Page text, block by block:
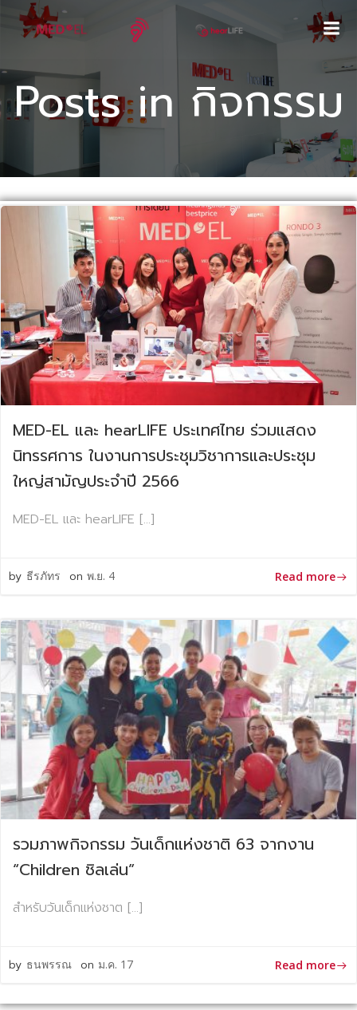
Posts in กิจกรรม
MED-EL และ hearLIFE ประเทศไทย ร่วมแสดง
นิทรรศการ ในงานการประชุมวิชาการและประชุม
ใหญ่สามัญประจำปี 2566
MED-EL และ hearLIFE […]
by ธีรภัทร on พ.ย. 4 Read more
รวมภาพกิจกรรม วันเด็กแห่งชาติ 63 จากงาน
“Children ชิลเล่น”
สำหรับวันเด็กแห่งชาต […]
by ธนพรรณ on ม.ค. 17 Read more